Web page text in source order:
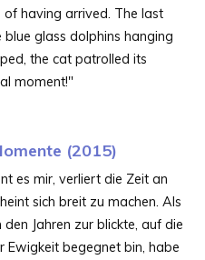
having arrived. The last
glass dolphins hanging
the cat patrolled its
moment!"
(2015)
es mir, verliert die Zeit an
sich breit zu machen. Als
Jahren zur blickte, auf die
Ewigkeit begegnet bin, habe